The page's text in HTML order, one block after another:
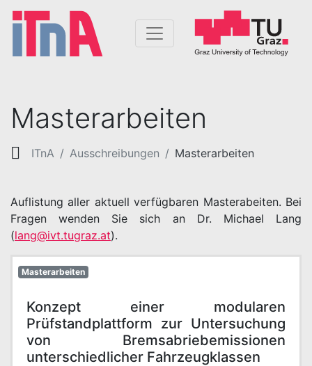
Masterarbeiten
ITnA Ausschreibungen Masterarbeiten
Auflistung aller aktuell verfügbaren Masterabeiten. Bei
Fragen wenden Sie sich an Dr. Michael Lang
(lang@ivt.tugraz.at).
Masterarbeiten
Konzept einer modularen
Prüfstandplattform zur Untersuchung
von Bremsabriebemissionen
unterschiedlicher Fahrzeugklassen